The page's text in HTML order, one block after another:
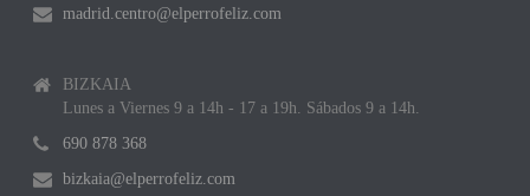
madrid.centro@elperrofeliz.com
BIZKAIA
Lunes a Viernes 9 a 14h - 17 a 19h. Sábados 9 a 14h.
690 878 368
bizkaia@elperrofeliz.com